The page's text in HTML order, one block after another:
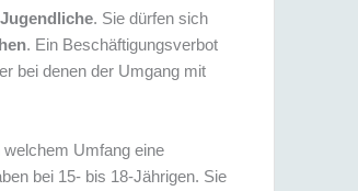
Jugendliche. Sie dürfen sich
. Ein Beschäftigungsverbot
bei denen der Umgang mit
Umfang eine
bei 15- bis 18-Jährigen. Sie